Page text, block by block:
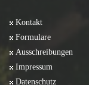
Kontakt
Formulare
Ausschreibungen
Impressum
Datenschutz